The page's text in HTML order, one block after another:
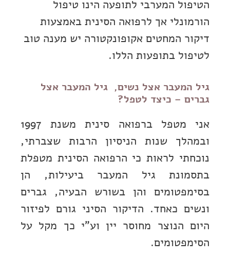
הטיפול המערבי לתופעה הינו טיפול
הורמונלי אך לרפואה הסינית באמצעות
דיקור המחטים אקופונקטורה יש מענה טוב
לטיפול בתופעות הללו.
גיל המעבר אצל נשים, גיל המעבר אצל
גברים – כיצד לטפל?
אני מטפל ברפואה סינית משנת 1997
ובמהלך שנות הניסיון הרבות שצברתי,
נוכחתי לראות כי הרפואה הסינית מטפלת
בתסמונת גיל המעבר ביעילות, הן
בסימפטומים והן בשורש הבעיה, גברים
ונשים כאחד. הדיקור הסיני גורם לפיזור
היום הנוצר מחוסר יין וע"י כך מקל על
הסימפטומים.